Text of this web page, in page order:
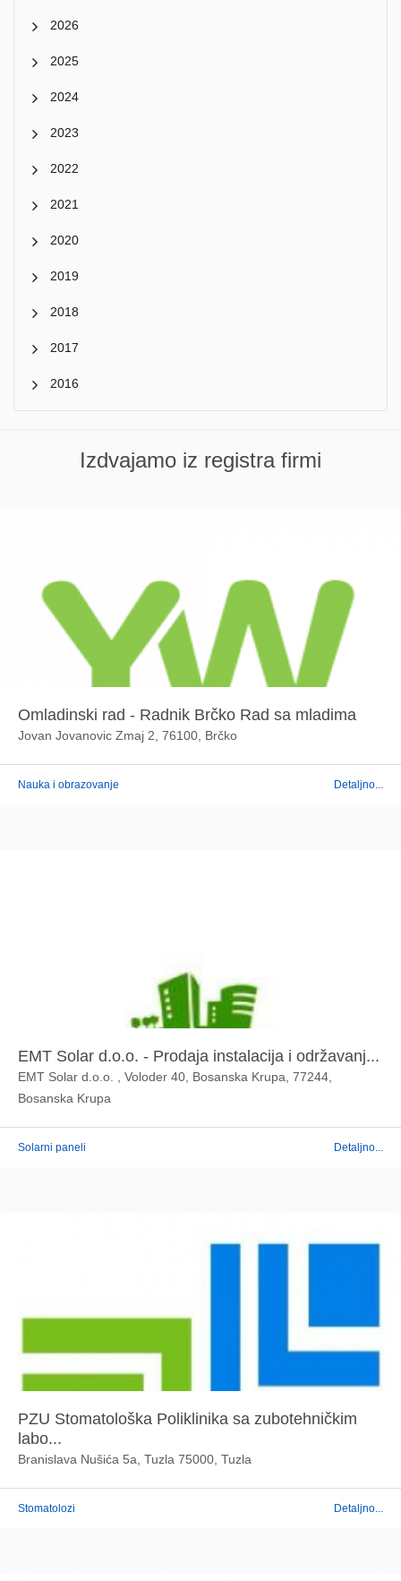
2026
2025
2024
2023
2022
2021
2020
2019
2018
2017
2016
Izdvajamo iz registra firmi
Omladinski rad - Radnik Brčko Rad sa mladima
Jovan Jovanovic Zmaj 2, 76100, Brčko
Nauka i obrazovanje Detaljno...
EMT Solar d.o.o. - Prodaja instalacija i održavanj...
EMT Solar d.o.o. , Voloder 40, Bosanska Krupa, 77244,
Bosanska Krupa
Solarni paneli Detaljno...
PZU Stomatološka Poliklinika sa zubotehničkim
labo...
Branislava Nušića 5a, Tuzla 75000, Tuzla
Stomatolozi Detaljno...